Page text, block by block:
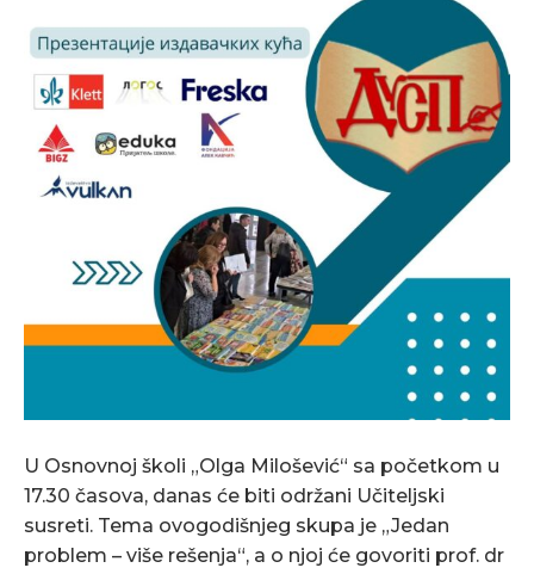
U Osnovnoj školi „Olga Milošević“ sa početkom u
17.30 časova, danas će biti održani Učiteljski
susreti. Tema ovogodišnjeg skupa je „Jedan
problem – više rešenja“, a o njoj će govoriti prof. dr